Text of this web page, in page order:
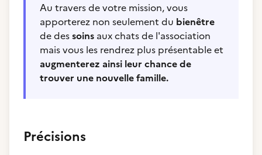
Au travers de votre mission, vous
apporterez non seulement du bienêtre
de dessoins aux chats de l'association
mais vous les rendrez plus présentable et
augmenterez ainsi leur chance de
trouver une nouvelle famille.
Précisions